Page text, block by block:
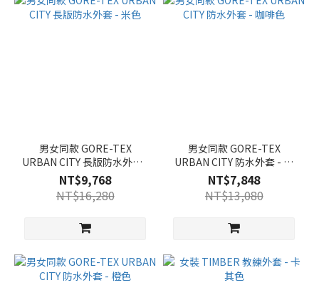
男女同款 GORE-TEX
URBAN CITY 長版防水外套 -
米色
NT$9,768
NT$16,280
男女同款 GORE-TEX
URBAN CITY 防水外套 - 咖
啡色
NT$7,848
NT$13,080